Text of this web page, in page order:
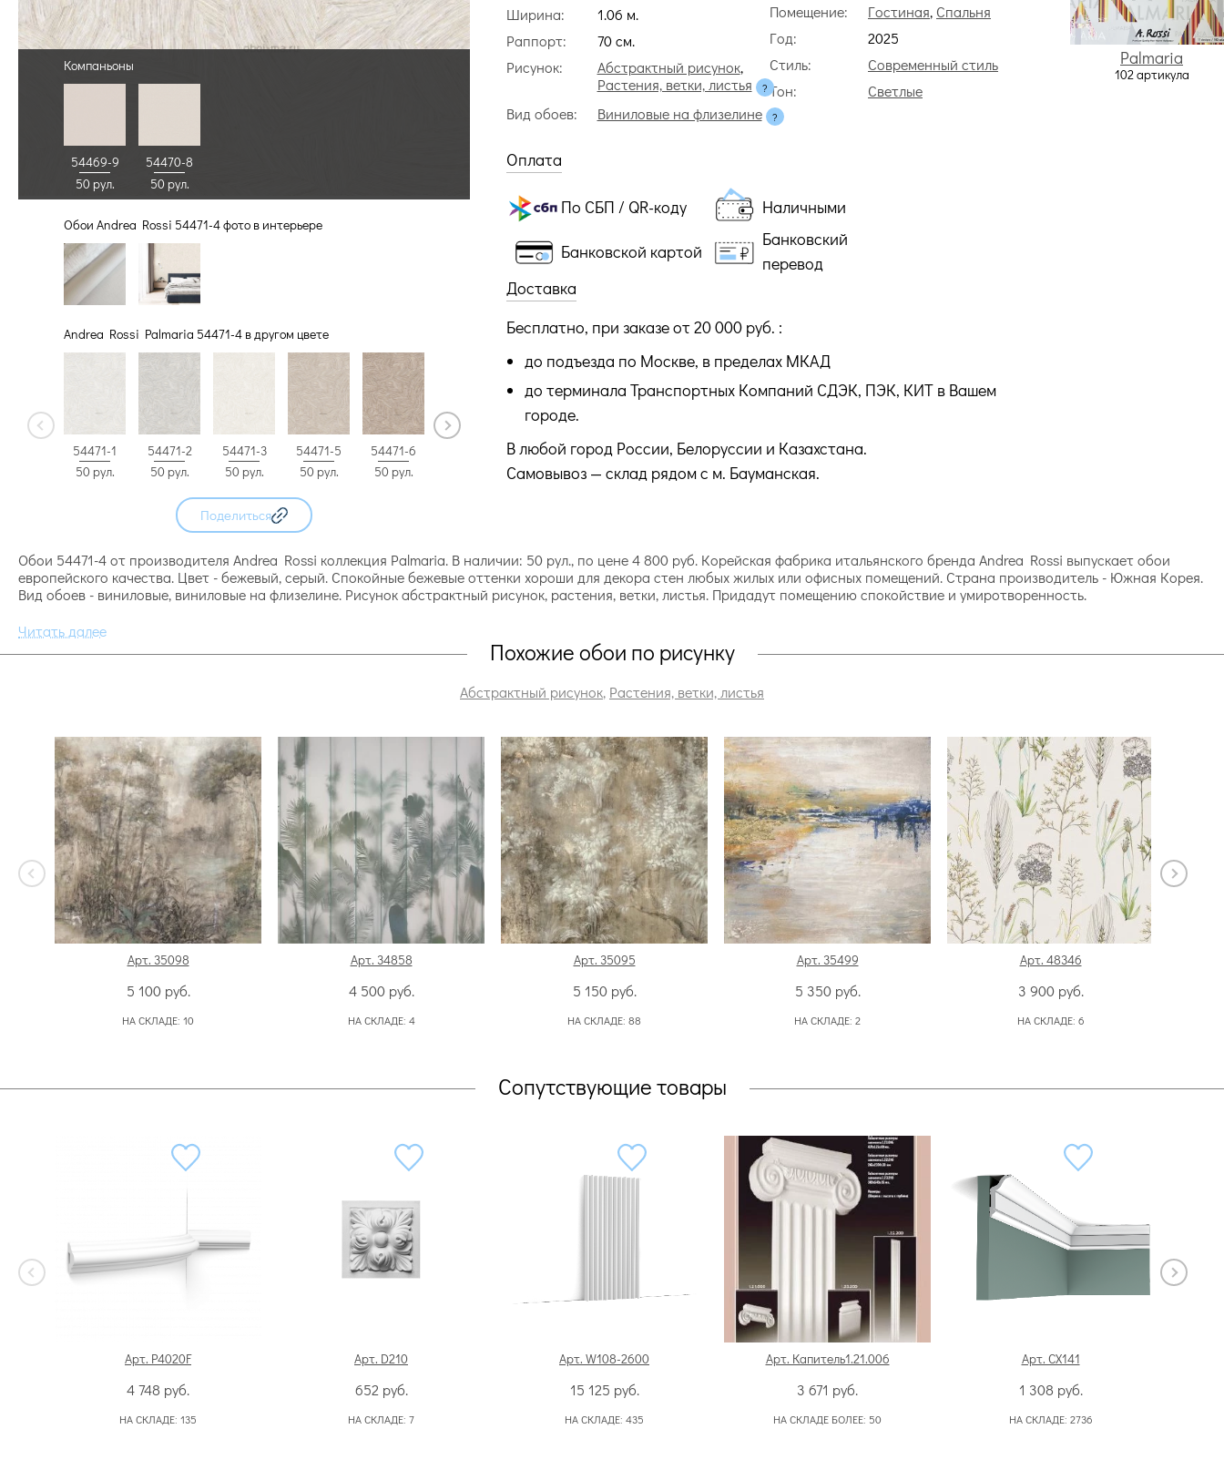
Компаньоны
54469-9
50 рул.
54470-8
50 рул.
Обои Andrea Rossi 54471-4 фото в интерьере
Andrea Rossi Palmaria 54471-4 в другом цвете
54471-1
50 рул.
54471-2
50 рул.
54471-3
50 рул.
54471-5
50 рул.
54471-6
50 рул.
54471-8
50 рул.
Поделиться
Ширина:
1.06 м.
Раппорт:
70 cм.
Рисунок:
Абстрактный рисунок,
Растения, ветки, листья
Вид обоев:
Виниловые на флизелине
Помещение:
Гостиная, Спальня
Год:
2025
Стиль:
Современный стиль
Тон:
Светлые
Оплата
По СБП / QR-коду Наличными
Банковской картой
Банковский
перевод
Доставка
Бесплатно, при заказе от 20 000 руб. :
до подъезда по Москве, в пределах МКАД
до терминала Транспортных Компаний СДЭК, ПЭК, КИТ в Вашем
городе.
В любой город России, Белоруссии и Казахстана.
Самовывоз — склад рядом с м. Бауманская.
Palmaria
102 артикула
Обои 54471-4 от производителя Andrea Rossi коллекция Palmaria. В наличии: 50 рул., по цене 4 800 руб. Корейская фабрика итальянского бренда Andrea Rossi выпускает обои
европейского качества. Цвет - бежевый, серый. Спокойные бежевые оттенки хороши для декора стен любых жилых или офисных помещений. Страна производитель - Южная Корея.
Вид обоев - виниловые, виниловые на флизелине. Рисунок абстрактный рисунок, растения, ветки, листья. Придадут помещению спокойствие и умиротворенность.
Похожие обои по рисунку
Абстрактный рисунок, Растения, ветки, листья
Арт. 35098
5 100 руб.
НА СКЛАДЕ: 10
Арт. 34858
4 500 руб.
НА СКЛАДЕ: 4
Арт. 35095
5 150 руб.
НА СКЛАДЕ: 88
Арт. 35499
5 350 руб.
НА СКЛАДЕ: 2
Арт. 48346
3 900 руб.
НА СКЛАДЕ: 6
Сопутствующие товары
Арт. P4020F
4 748 руб.
НА СКЛАДЕ: 135
Арт. D210
652 руб.
НА СКЛАДЕ: 7
Арт. W108-2600
15 125 руб.
НА СКЛАДЕ: 435
Арт. Капитель1.21.006
3 671 руб.
НА СКЛАДЕ БОЛЕЕ: 50
Арт. CX141
1 308 руб.
НА СКЛАДЕ: 2736